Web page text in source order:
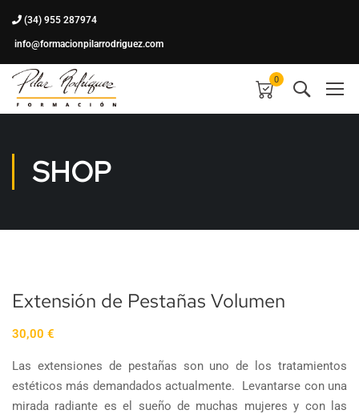
(34) 955 287974
info@formacionpilarrodriguez.com
0
SHOP
Extensión de Pestañas Volumen
30,00 €
Las extensiones de pestañas son uno de los tratamientos
estéticos más demandados actualmente. Levantarse con una
mirada radiante es el sueño de muchas mujeres y con las